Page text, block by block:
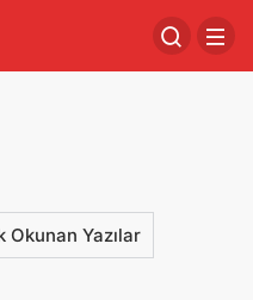
Okunan Yazılar